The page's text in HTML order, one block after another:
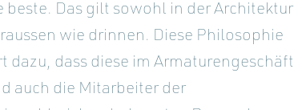
beste. Das gilt sowohl in der Architektur
wie drinnen. Diese Philosophie
dass diese im Armaturengeschäft
auch die Mitarbeiter der